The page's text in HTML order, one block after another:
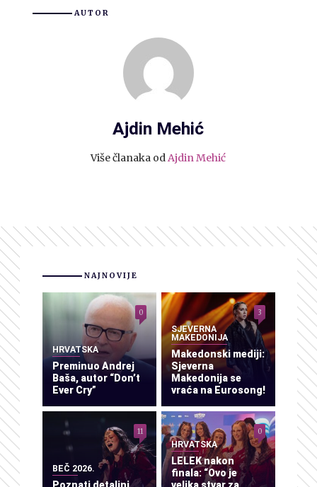
AUTOR
Ajdin Mehić
Više članaka odAjdin Mehić
NAJNOVIJE
HRVATSKA
Preminuo Andrej
Baša, autor “Don’t
Ever Cry”
0
SJEVERNA
MAKEDONIJA
Makedonski mediji:
Sjeverna
Makedonija se
vraća na Eurosong!
3
BEČ 2026.
11
HRVATSKA
LELEK nakon
finala: “Ovo je
0